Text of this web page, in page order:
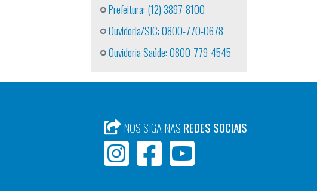
Prefeitura: (12) 3897-8100
Ouvidoria/SIC: 0800-770-0678
Ouvidoria Saúde: 0800-779-4545
NOS SIGA NAS REDES SOCIAIS